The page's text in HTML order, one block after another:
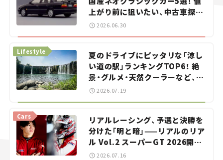
上がり前に狙いたい、中古車探し
をお手伝い――ちょっとイケてるマ
2026.06.30
夏のドライブにピッタリな「涼し
い道の駅」ランキングTOP6！ 絶
景・グルメ・天然クーラーなど、避
暑におすすめのスポットを紹介
Lifestyle
2026.07.19
リアルレーシング、予選と決勝を
分けた「明と暗」——リアルのリア
ル Vol.2 スーパーGT 2026開幕
戦 岡山国際サーキット
Cars
2026.07.16